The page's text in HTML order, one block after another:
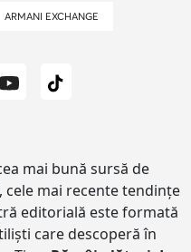
ARMANI EXCHANGE
mai bună sursă de
mai recente tendințe
editorială este formată
care descoperă în